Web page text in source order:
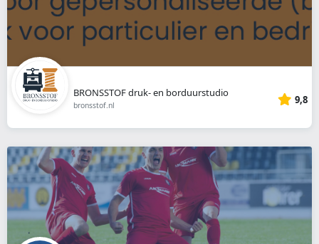
BRONSSTOF druk- en borduurstudio
bronsstof.nl 9,8